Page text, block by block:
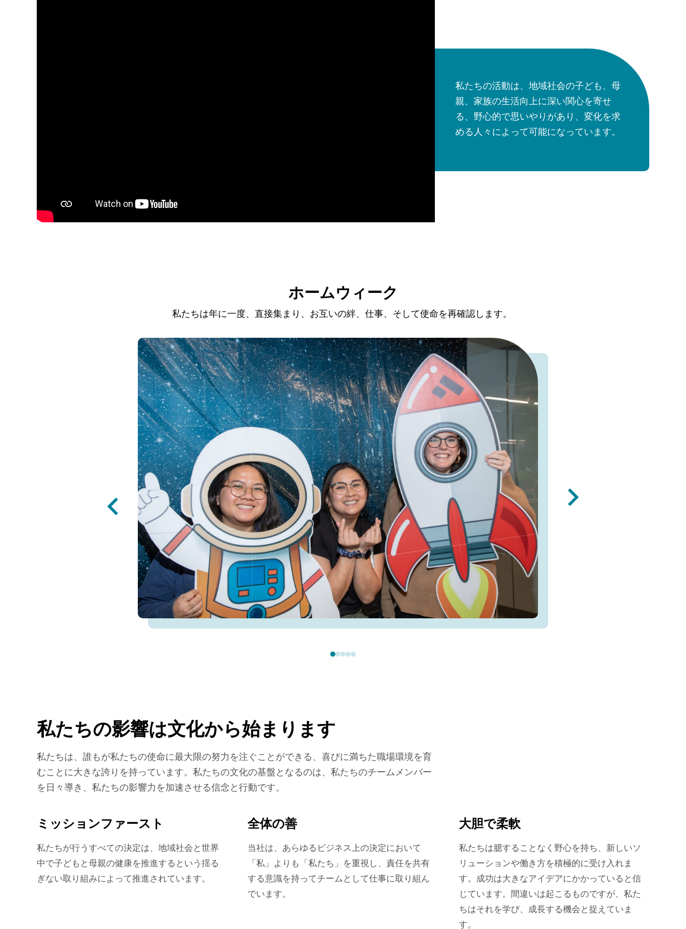
私たちの活動は、地域社会の子ども、母
親、家族の生活向上に深い関心を寄せ
る、野心的で思いやりがあり、変化を求
める人々によって可能になっています。
ホームウィーク
私たちは年に一度、直接集まり、お互いの絆、仕事、そして使命を再確認します。
私たちの影響は文化から始まります
私たちは、誰もが私たちの使命に最大限の努力を注ぐことができる、喜びに満ちた職場環境を育
むことに大きな誇りを持っています。私たちの文化の基盤となるのは、私たちのチームメンバー
を日々導き、私たちの影響力を加速させる信念と行動です。
ミッションファースト
私たちが行うすべての決定は、地域社会と世界
中で子どもと母親の健康を推進するという揺る
ぎない取り組みによって推進されています。
全体の善
当社は、あらゆるビジネス上の決定において
「私」よりも「私たち」を重視し、責任を共有
する意識を持ってチームとして仕事に取り組ん
でいます。
大胆で柔軟
私たちは臆することなく野心を持ち、新しいソ
リューションや働き方を積極的に受け入れま
す。成功は大きなアイデアにかかっていると信
じています。間違いは起こるものですが、私た
ちはそれを学び、成長する機会と捉えていま
す。